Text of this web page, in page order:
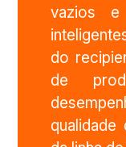
vazios e
do
de